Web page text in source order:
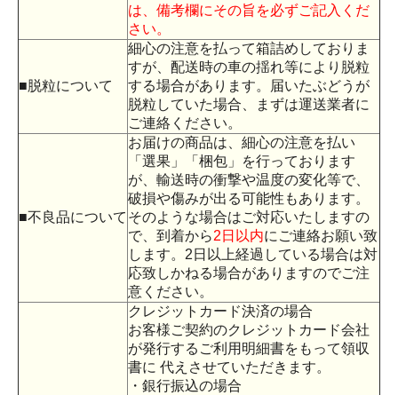
は、備考欄にその旨を必ずご記入くだ
さい。
■脱粒について
細心の注意を払って箱詰めしておりま
すが、配送時の車の揺れ等により脱粒
する場合があります。届いたぶどうが
脱粒していた場合、まずは運送業者に
ご連絡ください。
■不良品について
お届けの商品は、細心の注意を払い
「選果」「梱包」を行っております
が、輸送時の衝撃や温度の変化等で、
破損や傷みが出る可能性もあります。
そのような場合はご対応いたしますの
で、到着から2日以内にご連絡お願い致
します。2日以上経過している場合は対
応致しかねる場合がありますのでご注
意ください。
クレジットカード決済の場合
お客様ご契約のクレジットカード会社
が発行するご利用明細書をもって領収
書に 代えさせていただきます。
・銀行振込の場合